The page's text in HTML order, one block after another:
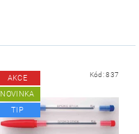
AKCE
NOVINKA
TIP
Kód:837